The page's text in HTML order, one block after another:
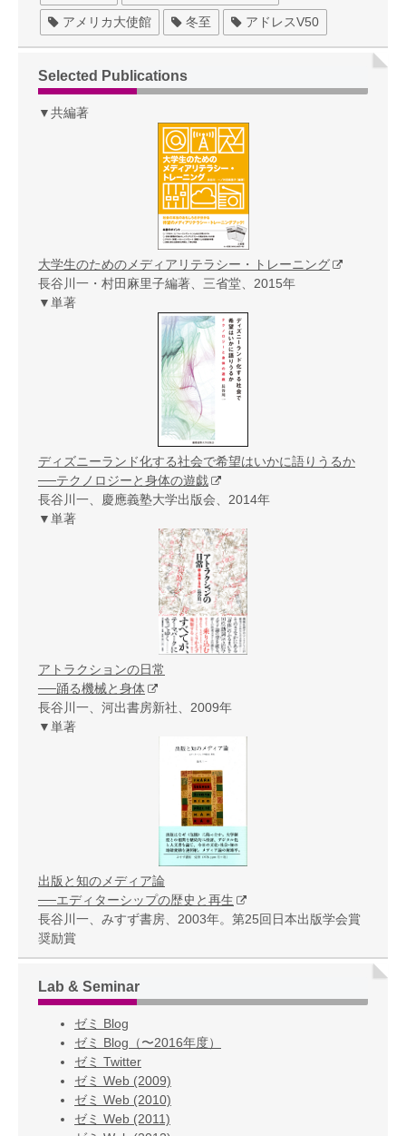
アメリカ大使館 冬至 アドレスV50
Selected Publications
▼共編著
大学生のためのメディアリテラシー・トレーニング
長谷川一・村田麻里子編著、三省堂、2015年
▼単著
ディズニーランド化する社会で希望はいかに語りうるか
──テクノロジーと身体の遊戯
長谷川一、慶應義塾大学出版会、2014年
▼単著
アトラクションの日常
──踊る機械と身体
長谷川一、河出書房新社、2009年
▼単著
出版と知のメディア論
──エディターシップの歴史と再生
長谷川一、みすず書房、2003年。第25回日本出版学会賞
奨励賞
Lab & Seminar
ゼミ Blog
ゼミ Blog（〜2016年度）
ゼミ Twitter
ゼミ Web (2009)
ゼミ Web (2010)
ゼミ Web (2011)